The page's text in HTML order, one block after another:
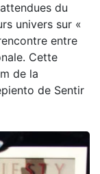
du
univers sur «
entre
Cette
de la
de Sentir